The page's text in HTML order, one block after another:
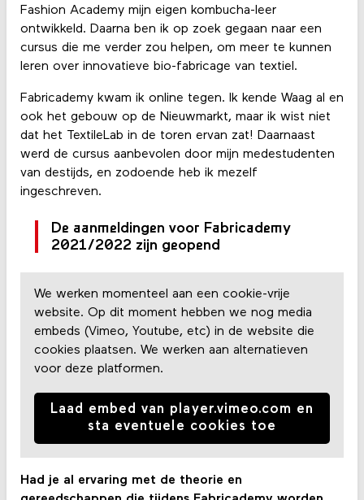
Fashion Academy mijn eigen kombucha-leer
ontwikkeld. Daarna ben ik op zoek gegaan naar een
cursus die me verder zou helpen, om meer te kunnen
leren over innovatieve bio-fabricage van textiel.
Fabricademy kwam ik online tegen. Ik kende Waag al en
ook het gebouw op de Nieuwmarkt, maar ik wist niet
dat het TextileLab in de toren ervan zat! Daarnaast
werd de cursus aanbevolen door mijn medestudenten
van destijds, en zodoende heb ik mezelf
ingeschreven.
De aanmeldingen voor Fabricademy
2021/2022 zijn geopend
We werken momenteel aan een cookie-vrije
website. Op dit moment hebben we nog media
embeds (Vimeo, Youtube, etc) in de website die
cookies plaatsen. We werken aan alternatieven
voor deze platformen.
Laad embed van player.vimeo.com en
sta eventuele cookies toe
Had je al ervaring met de theorie en